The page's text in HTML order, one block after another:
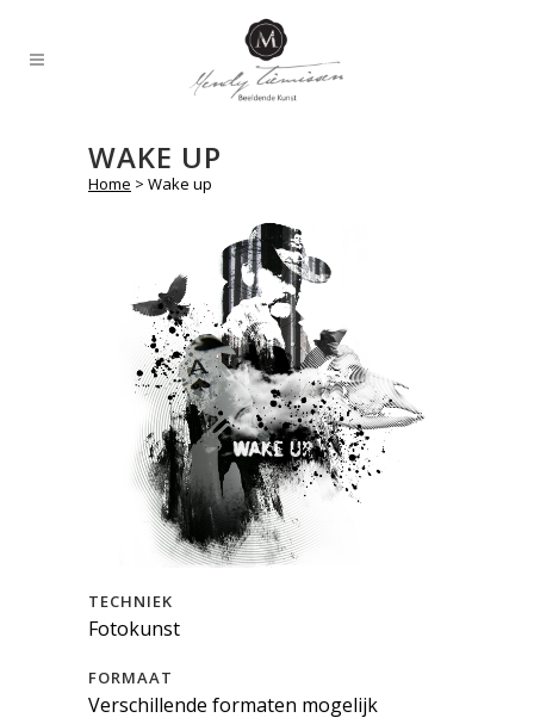
WAKE UP
Home > Wake up
TECHNIEK
Fotokunst
FORMAAT
Verschillende formaten mogelijk